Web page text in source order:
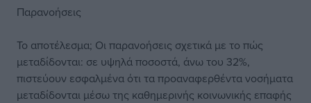
Παρανοήσεις
Το αποτέλεσμα; Οι παρανοήσεις σχετικά με το πώς
μεταδίδονται: σε υψηλά ποσοστά, άνω του 32%,
πιστεύουν εσφαλμένα ότι τα προαναφερθέντα νοσήματα
μεταδίδονται μέσω της καθημερινής κοινωνικής επαφής